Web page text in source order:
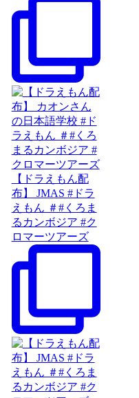
【ドラえもん配
布】 JMAS #ドラ
えもん ＃#くろま
るカンボジア #ク
ロマーツアーズ